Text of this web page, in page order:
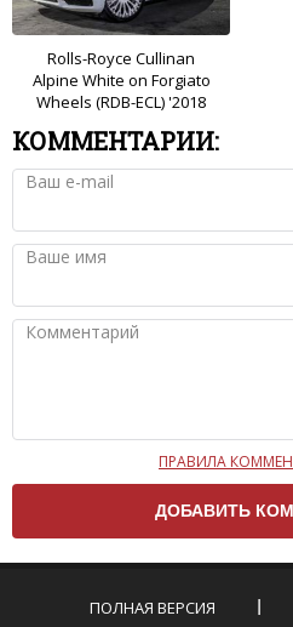
Rolls-Royce Cullinan
Alpine White on Forgiato
Wheels (RDB-ECL) '2018
КОММЕНТАРИИ:
Ваш e-mail
Ваше имя
Комментарий
Чтобы ваш комментарий
вам нужно придерживаться
Комментарий не
короткой — избегайте
эмоциональных
ПРАВИЛА
ПОЛНАЯ ВЕРСИЯ